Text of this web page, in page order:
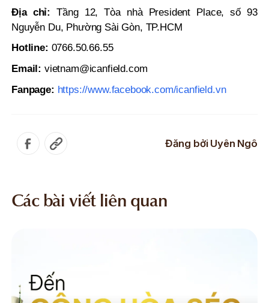
Địa chỉ:Tầng 12, Tòa nhà President Place, số 93
Nguyễn Du, Phường Sài Gòn, TP.HCM
Hotline: 0766.50.66.55
Email: vietnam@icanfield.com
Fanpage: https://www.facebook.com/icanfield.vn
Đăng bởi Uyên Ngô
Các bài viết liên quan